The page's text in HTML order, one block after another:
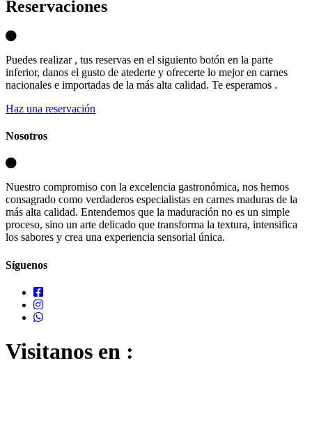
Reservaciones
Puedes realizar , tus reservas en el siguiento botón en la parte
inferior, danos el gusto de atederte y ofrecerte lo mejor en carnes
nacionales e importadas de la más alta calidad. Te esperamos .
Haz una reservación
Nosotros
Nuestro compromiso con la excelencia gastronómica, nos hemos
consagrado como verdaderos especialistas en carnes maduras de la
más alta calidad. Entendemos que la maduración no es un simple
proceso, sino un arte delicado que transforma la textura, intensifica
los sabores y crea una experiencia sensorial única.
Síguenos
Visitanos en :